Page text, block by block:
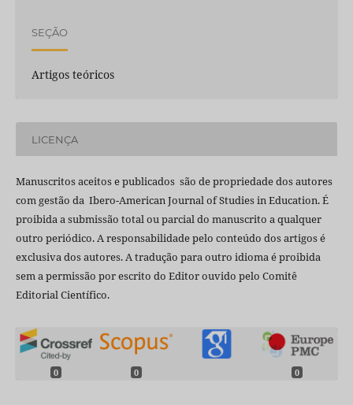
SEÇÃO
Artigos teóricos
LICENÇA
Manuscritos aceitos e publicados são de propriedade dos autores
com gestão da Ibero-American Journal of Studies in Education. É
proibida a submissão total ou parcial do manuscrito a qualquer
outro periódico. A responsabilidade pelo conteúdo dos artigos é
exclusiva dos autores. A tradução para outro idioma é proibida
sem a permissão por escrito do Editor ouvido pelo Comitê
Editorial Científico.
0 0 0